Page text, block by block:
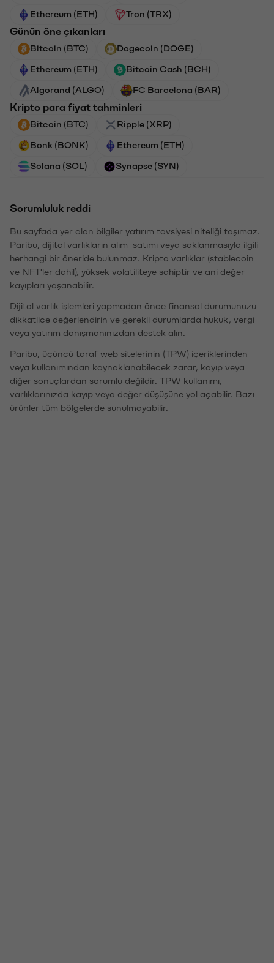
Ethereum (ETH) Tron (TRX)
Günün öne çıkanları
Bitcoin (BTC) Dogecoin (DOGE)
Ethereum (ETH) Bitcoin Cash (BCH)
Algorand (ALGO) FC Barcelona (BAR)
Kripto para fiyat tahminleri
Bitcoin (BTC) Ripple (XRP)
Bonk (BONK) Ethereum (ETH)
Solana (SOL) Synapse (SYN)
Sorumluluk reddi
Bu sayfada yer alan bilgiler yatırım tavsiyesi niteliği taşımaz.
Paribu, dijital varlıkların alım-satımı veya saklanmasıyla ilgili
herhangi bir öneride bulunmaz. Kripto varlıklar (stablecoin
ve NFT'ler dahil), yüksek volatiliteye sahiptir ve ani değer
kayıpları yaşanabilir.
Dijital varlık işlemleri yapmadan önce finansal durumunuzu
dikkatlice değerlendirin ve gerekli durumlarda hukuk, vergi
veya yatırım danışmanınızdan destek alın.
Paribu, üçüncü taraf web sitelerinin (TPW) içeriklerinden
veya kullanımından kaynaklanabilecek zarar, kayıp veya
diğer sonuçlardan sorumlu değildir. TPW kullanımı,
varlıklarınızda kayıp veya değer düşüşüne yol açabilir. Bazı
ürünler tüm bölgelerde sunulmayabilir.